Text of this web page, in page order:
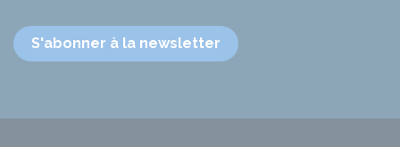
S'abonner à la newsletter